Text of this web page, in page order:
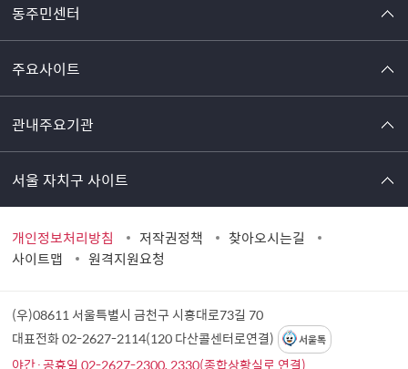
동주민센터
주요사이트
관내주요기관
서울 자치구 사이트
개인정보처리방침 저작권정책
찾아오시는길
사이트맵
원격지원요청
(우)08611 서울특별시 금천구 시흥대로73길 70
대표전화 02-2627-2114(120 다산콜센터로연결)
서울톡
야간·공휴일 02-2627-2300, 2330(종합상황실로 연결)